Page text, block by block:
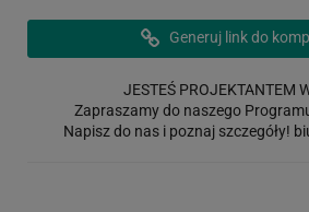
Generuj link do
JESTEŚ PROJEKTANTEM
Zapraszamy do naszego
Napisz do nas i poznaj szczegóły!